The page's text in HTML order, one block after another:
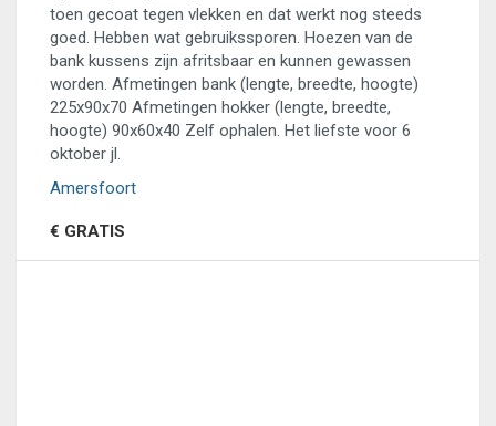
toen gecoat tegen vlekken en dat werkt nog steeds
goed. Hebben wat gebruikssporen. Hoezen van de
bank kussens zijn afritsbaar en kunnen gewassen
worden. Afmetingen bank (lengte, breedte, hoogte)
225x90x70 Afmetingen hokker (lengte, breedte,
hoogte) 90x60x40 Zelf ophalen. Het liefste voor 6
oktober jl.
Amersfoort
€ GRATIS